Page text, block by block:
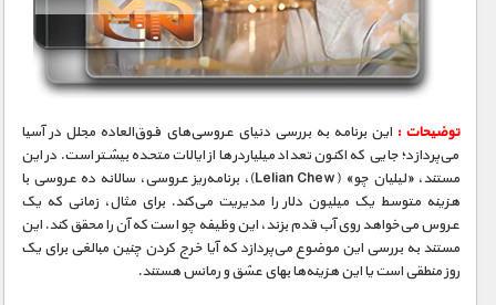
توضیحات :این برنامه به بررسی دنیای عروسی‌های فوق‌العاده مجلل در آسیا
می‌پردازد؛ جایی که اکنون تعداد میلیاردرها از ایالات متحده بیشتر است. در این
مستند، «لیلیان چو» (Lelian Chew)، برنامه‌ریز عروسی، سالانه ده عروسی با
هزینه متوسط یک میلیون دلار را مدیریت می‌کند. برای مثال، زمانی که یک
عروس می‌خواهد روی آب قدم بزند، این وظیفه چو است که آن را محقق کند. این
مستند به بررسی این موضوع می‌پردازد که آیا خرج کردن چنین مبالغی برای یک
روز منطقی است یا این هزینه‌ها بهای عشق و رمانس هستند.